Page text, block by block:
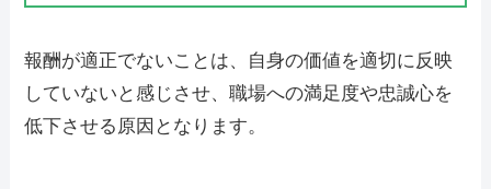
報酬が適正でないことは、自身の価値を適切に反映
していないと感じさせ、職場への満足度や忠誠心を
低下させる原因となります。